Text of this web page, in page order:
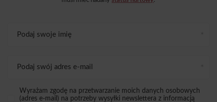
Podaj swoje imię
Podaj swój adres e-mail
Wyrażam zgodę na przetwarzanie moich danych osobowych
(adres e-mail) na potrzeby wysyłki newslettera z informacją